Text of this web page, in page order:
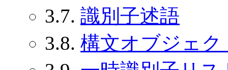
3.7. 識別子述語
3.8. 構文オブジェ